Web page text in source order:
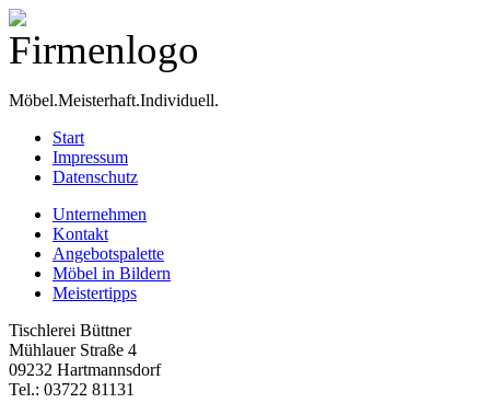
Möbel.Meisterhaft.Individuell.
Start
Impressum
Datenschutz
Unternehmen
Kontakt
Angebotspalette
Möbel in Bildern
Meistertipps
Tischlerei Büttner
Mühlauer Straße 4
09232 Hartmannsdorf
Tel.: 03722 81131